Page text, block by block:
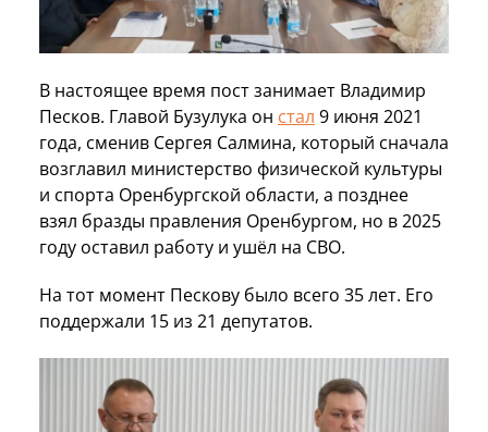
В настоящее время пост занимает Владимир
Песков. Главой Бузулука он стал 9 июня 2021
года, сменив Сергея Салмина, который сначала
возглавил министерство физической культуры
и спорта Оренбургской области, а позднее
взял бразды правления Оренбургом, но в 2025
году оставил работу и ушёл на СВО.
На тот момент Пескову было всего 35 лет. Его
поддержали 15 из 21 депутатов.